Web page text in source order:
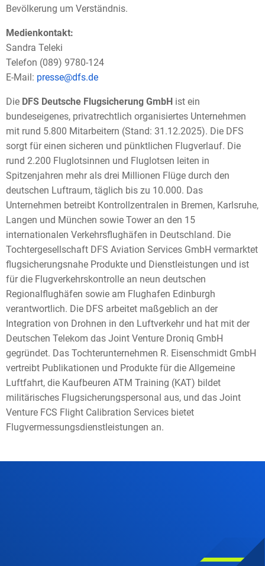
Bevölkerung um Verständnis.
Medienkontakt:
Sandra Teleki
Telefon (089) 9780-124
E-Mail: presse@dfs.de
Die DFS Deutsche Flugsicherung GmbH ist ein
bundeseigenes, privatrechtlich organisiertes Unternehmen
mit rund 5.800 Mitarbeitern (Stand: 31.12.2025). Die DFS
sorgt für einen sicheren und pünktlichen Flugverlauf. Die
rund 2.200 Fluglotsinnen und Fluglotsen leiten in
Spitzenjahren mehr als drei Millionen Flüge durch den
deutschen Luftraum, täglich bis zu 10.000. Das
Unternehmen betreibt Kontrollzentralen in Bremen, Karlsruhe,
Langen und München sowie Tower an den 15
internationalen Verkehrsflughäfen in Deutschland. Die
Tochtergesellschaft DFS Aviation Services GmbH vermarktet
flugsicherungsnahe Produkte und Dienstleistungen und ist
für die Flugverkehrskontrolle an neun deutschen
Regionalflughäfen sowie am Flughafen Edinburgh
verantwortlich. Die DFS arbeitet maßgeblich an der
Integration von Drohnen in den Luftverkehr und hat mit der
Deutschen Telekom das Joint Venture Droniq GmbH
gegründet. Das Tochterunternehmen R. Eisenschmidt GmbH
vertreibt Publikationen und Produkte für die Allgemeine
Luftfahrt, die Kaufbeuren ATM Training (KAT) bildet
militärisches Flugsicherungspersonal aus, und das Joint
Venture FCS Flight Calibration Services bietet
Flugvermessungsdienstleistungen an.